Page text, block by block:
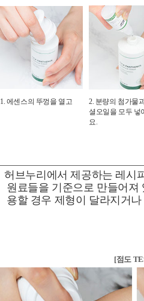
1. 에센스의 뚜껑을 열고
2. 분량의 첨가물
셜오일을 모두 넣
요.
허브누리에서 제공하는 레시
원료들을 기준으로 만들어져
용할 경우 제형이 달라지거
[점도